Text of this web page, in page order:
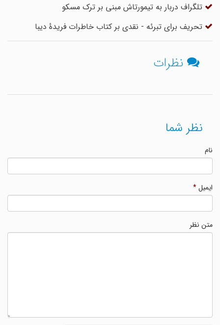
تلگراف دربار به تیمورتاش مبنی بر ترک مسکو
تحریف برای تبرئه - نقدی بر کتاب خاطرات فریدۀ دیبا
نظرات
نظر شما
ایمیل*
متن نظر